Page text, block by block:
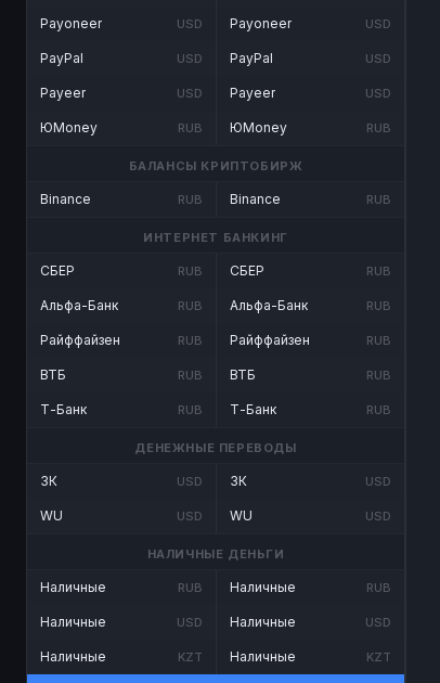
Payoneer USD
PayPal USD
Payeer USD
ЮMoney RUB
Payoneer USD
PayPal USD
Payeer USD
ЮMoney RUB
БАЛАНСЫ КРИПТОБИРЖ
Binance RUB Binance RUB
ИНТЕРНЕТ БАНКИНГ
СБЕР RUB
Альфа-Банк RUB
Райффайзен RUB
ВТБ RUB
Т-Банк RUB
СБЕР RUB
Альфа-Банк RUB
Райффайзен RUB
ВТБ RUB
Т-Банк RUB
ДЕНЕЖНЫЕ ПЕРЕВОДЫ
ЗК USD
WU USD
ЗК USD
WU USD
НАЛИЧНЫЕ ДЕНЬГИ
Наличные RUB
Наличные USD
Наличные KZT
Наличные RUB
Наличные USD
Наличные KZT